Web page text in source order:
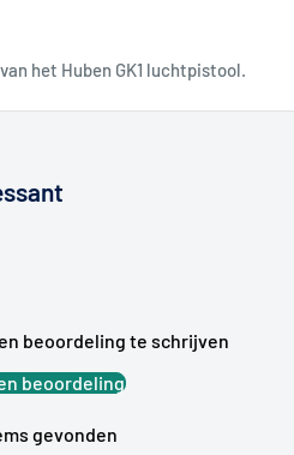
het Huben GK1 luchtpistool.
beoordeling te schrijven
beoordeling
gevonden